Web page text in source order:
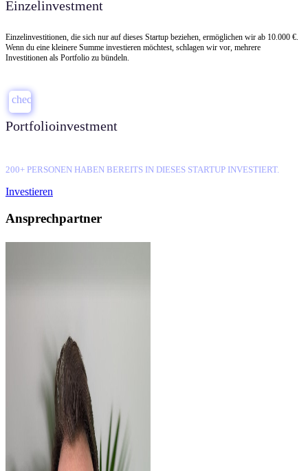
Einzelinvestment
Einzelinvestitionen, die sich nur auf dieses Startup beziehen, ermöglichen wir ab 10.000 €.
Wenn du eine kleinere Summe investieren möchtest, schlagen wir vor, mehrere
Investitionen als Portfolio zu bündeln.
check
Portfolioinvestment
200+ PERSONEN HABEN BEREITS IN DIESES STARTUP INVESTIERT.
Investieren
Ansprechpartner